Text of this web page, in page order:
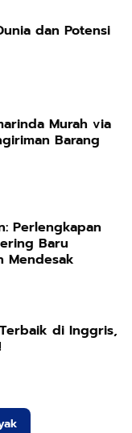
dan Potensi
Murah via
Barang
Perlengkapan
Baru
Mendesak
di Inggris,